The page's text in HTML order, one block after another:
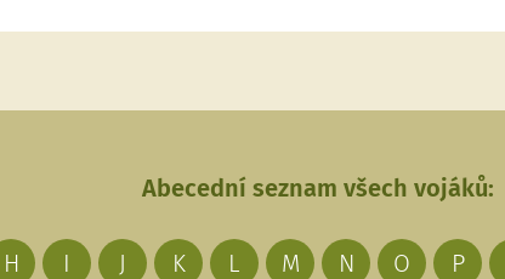
Abecední seznam všech vojáků:
H I J K L M N O P